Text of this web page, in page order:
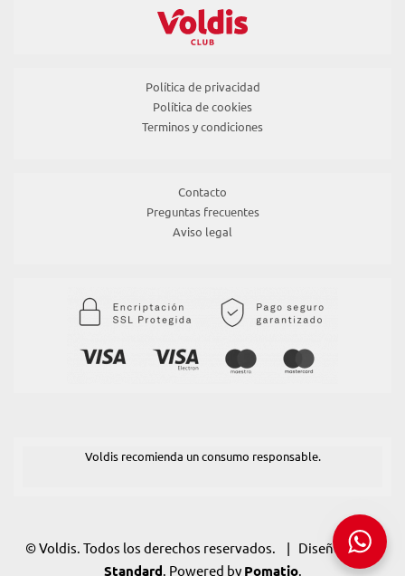
Política de privacidad
Política de cookies
Terminos y condiciones
Contacto
Preguntas frecuentes
Aviso legal
Voldis recomienda un consumo responsable.
© Voldis. Todos los derechos reservados. | Diseño: POM
Standard. Powered by Pomatio.